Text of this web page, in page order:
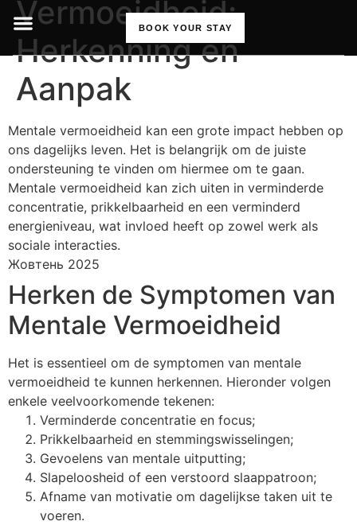
BOOK YOUR STAY
Vermoeidheid:
Herkenning en
Aanpak
Mentale vermoeidheid kan een grote impact hebben op
ons dagelijks leven. Het is belangrijk om de juiste
ondersteuning te vinden om hiermee om te gaan.
Mentale vermoeidheid kan zich uiten in verminderde
concentratie, prikkelbaarheid en een verminderd
energieniveau, wat invloed heeft op zowel werk als
sociale interacties.
Жовтень 2025
Herken de Symptomen van
Mentale Vermoeidheid
Het is essentieel om de symptomen van mentale
vermoeidheid te kunnen herkennen. Hieronder volgen
enkele veelvoorkomende tekenen:
Verminderde concentratie en focus;
Prikkelbaarheid en stemmingswisselingen;
Gevoelens van mentale uitputting;
Slapeloosheid of een verstoord slaappatroon;
Afname van motivatie om dagelijkse taken uit te
voeren.